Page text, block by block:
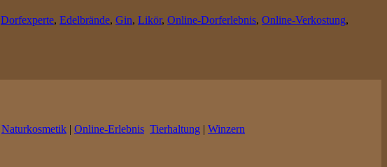
Dorfexperte, Edelbrände, Gin, Likör, Online-Dorferlebnis, Online-Verkostung,
Naturkosmetik | Online-Erlebnis Tierhaltung | Winzern